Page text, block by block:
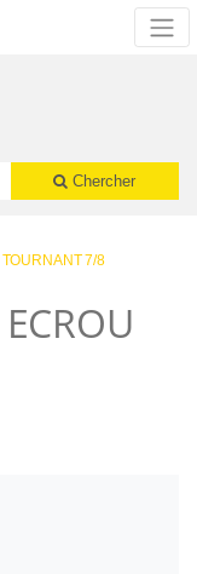
Chercher
7/8